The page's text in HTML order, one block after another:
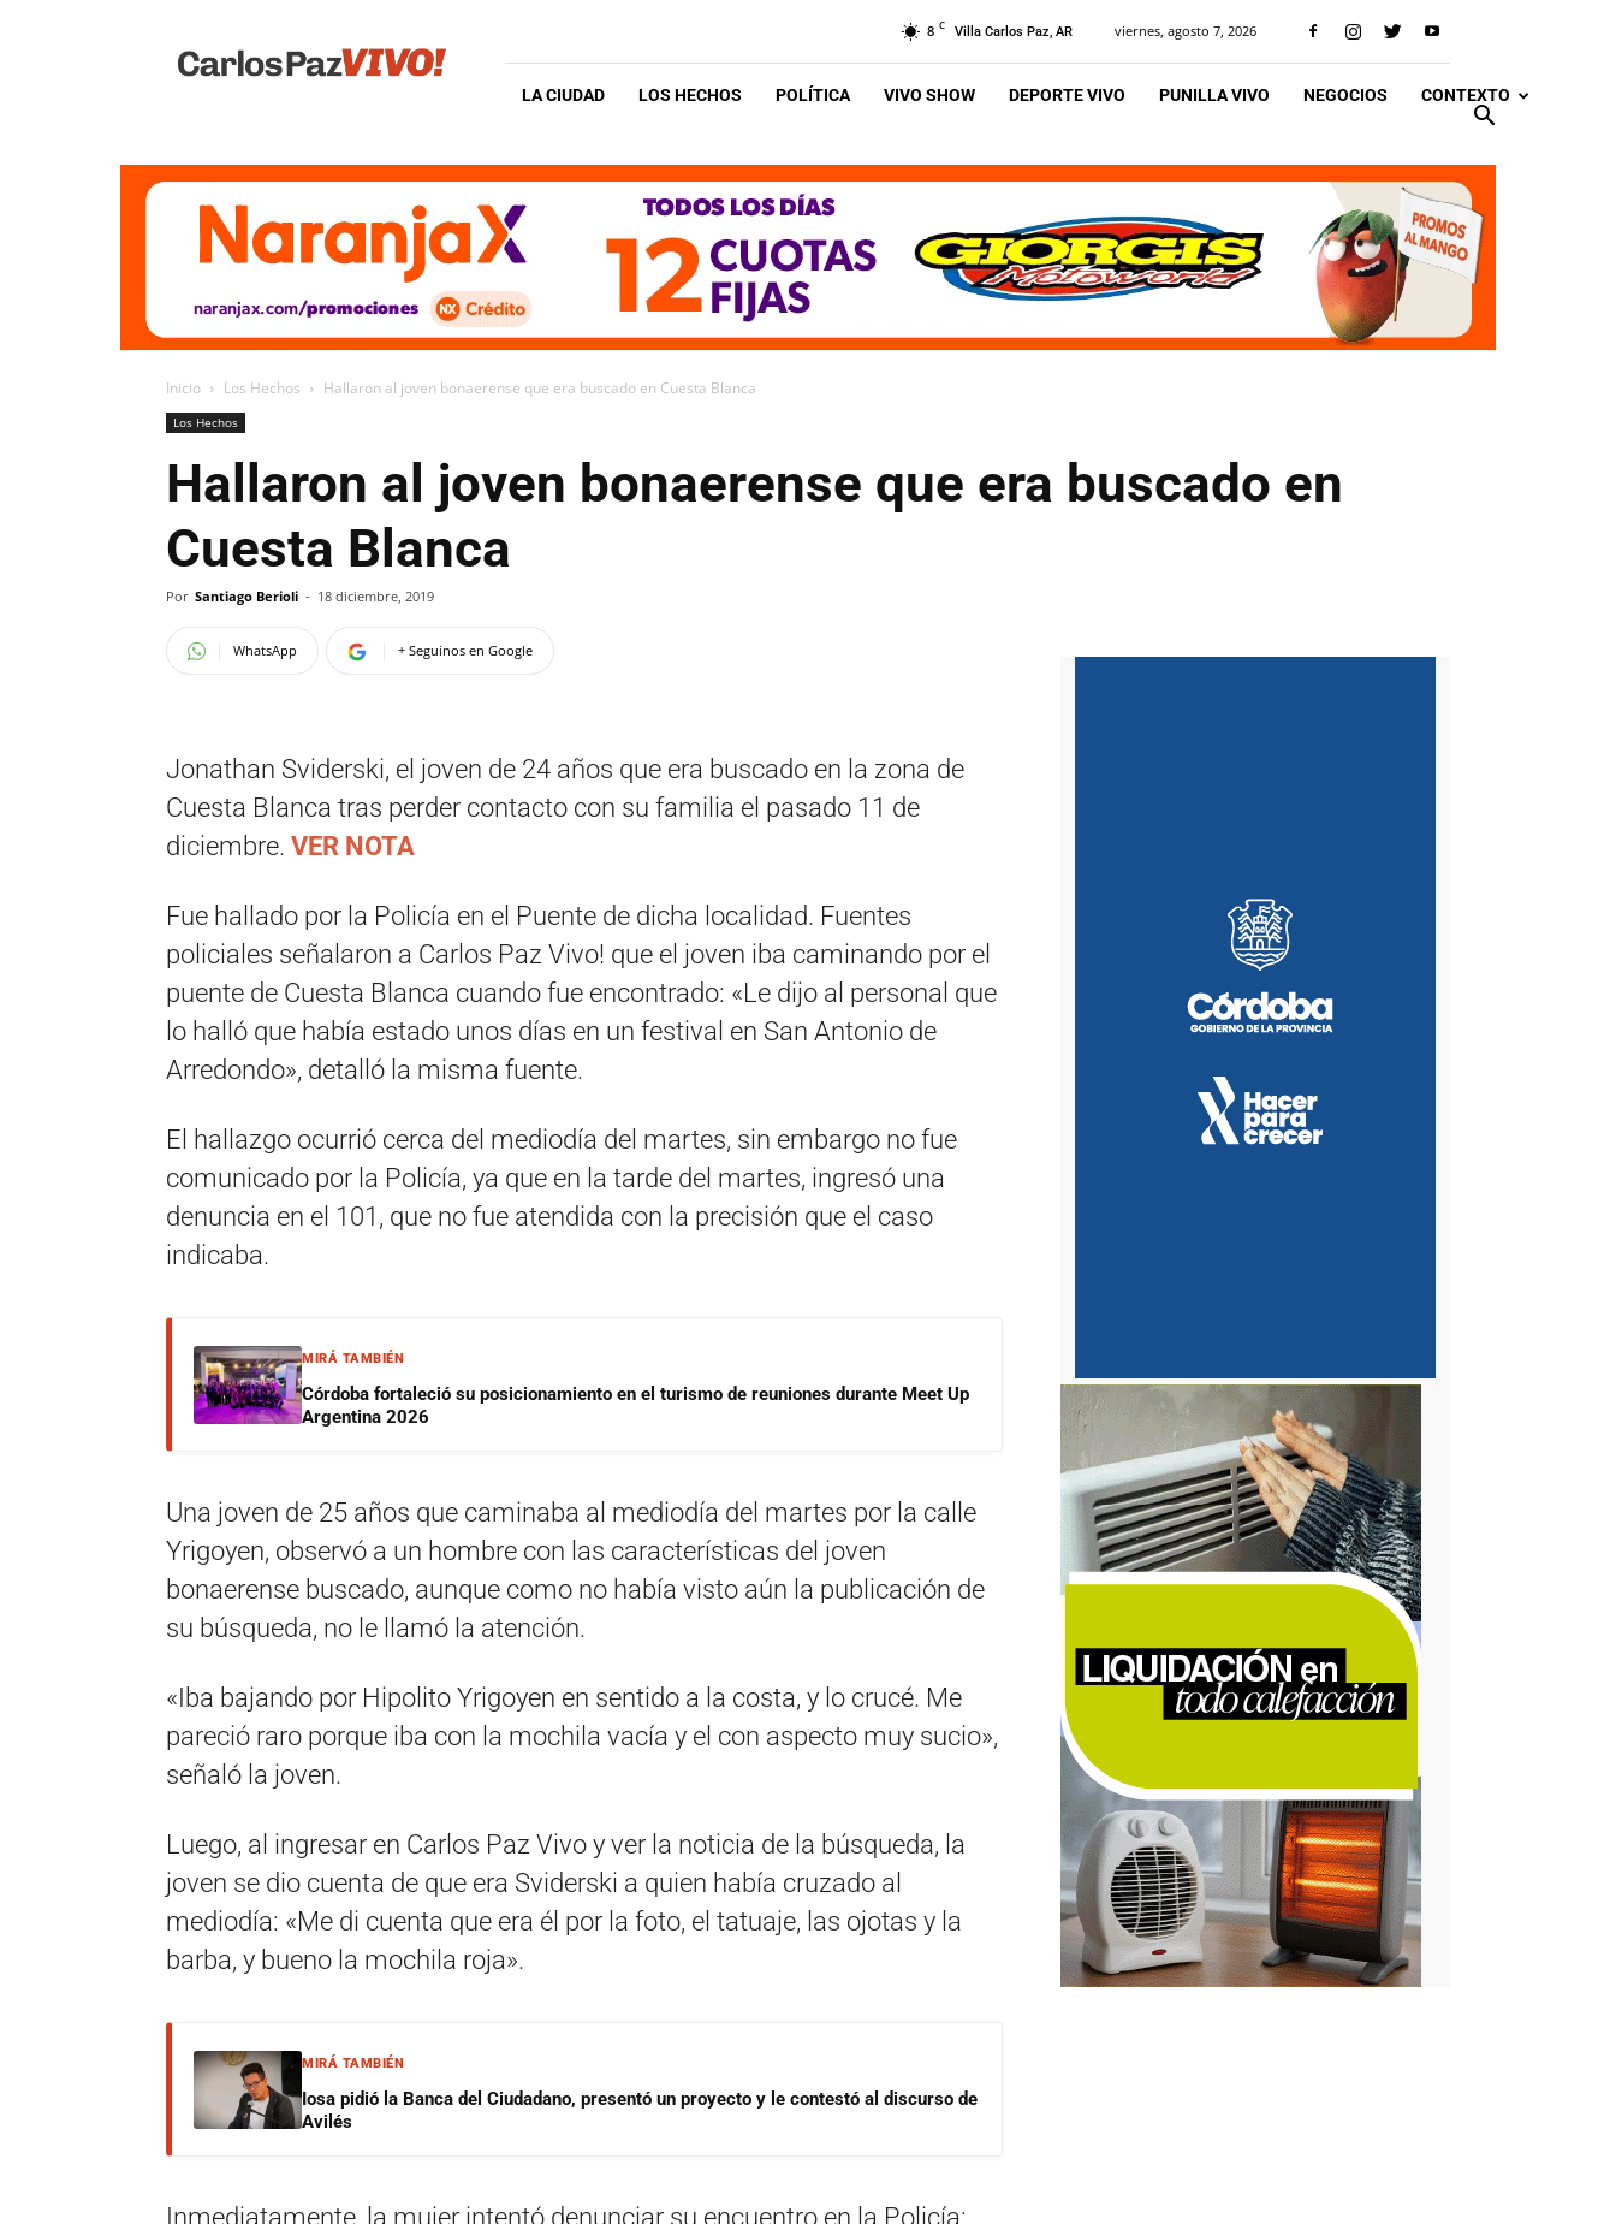
Vivo
8 C Villa Carlos Paz, AR viernes, agosto 7, 2026
LA CIUDAD LOS HECHOS POLÍTICA VIVO SHOW DEPORTE VIVO PUNILLA VIVO NEGOCIOS CONTEXTO
Inicio Los Hechos Hallaron al joven bonaerense que era buscado en Cuesta Blanca
Los Hechos
Hallaron al joven bonaerense que era buscado en
Cuesta Blanca
Por Santiago Berioli - 18 diciembre, 2019
WhatsApp + Seguinos en Google
Jonathan Sviderski, el joven de 24 años que era buscado en la zona de
Cuesta Blanca tras perder contacto con su familia el pasado 11 de
diciembre. VER NOTA
Fue hallado por la Policía en el Puente de dicha localidad. Fuentes
policiales señalaron a Carlos Paz Vivo! que el joven iba caminando por el
puente de Cuesta Blanca cuando fue encontrado: «Le dijo al personal que
lo halló que había estado unos días en un festival en San Antonio de
Arredondo», detalló la misma fuente.
El hallazgo ocurrió cerca del mediodía del martes, sin embargo no fue
comunicado por la Policía, ya que en la tarde del martes, ingresó una
denuncia en el 101, que no fue atendida con la precisión que el caso
indicaba.
MIRÁ TAMBIÉN
Córdoba fortaleció su posicionamiento en el turismo de reuniones durante Meet Up
Argentina 2026
Una joven de 25 años que caminaba al mediodía del martes por la calle
Yrigoyen, observó a un hombre con las características del joven
bonaerense buscado, aunque como no había visto aún la publicación de
su búsqueda, no le llamó la atención.
«Iba bajando por Hipolito Yrigoyen en sentido a la costa, y lo crucé. Me
pareció raro porque iba con la mochila vacía y el con aspecto muy sucio»,
señaló la joven.
Luego, al ingresar en Carlos Paz Vivo y ver la noticia de la búsqueda, la
joven se dio cuenta de que era Sviderski a quien había cruzado al
mediodía: «Me di cuenta que era él por la foto, el tatuaje, las ojotas y la
barba, y bueno la mochila roja».
MIRÁ TAMBIÉN
Iosa pidió la Banca del Ciudadano, presentó un proyecto y le contestó al discurso de
Avilés
Inmediatamente, la mujer intentó denunciar su encuentro en la Policía: